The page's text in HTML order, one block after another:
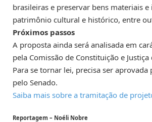
brasileiras e preservar bens materiais
patrimônio cultural e histórico, entre
Próximos passos
A proposta ainda será analisada em
pela Comissão de Constituição e Justiça
Para se tornar lei, precisa ser aprovada
pelo Senado.
Saiba mais sobre a tramitação de
Reportagem – Noéli Nobre